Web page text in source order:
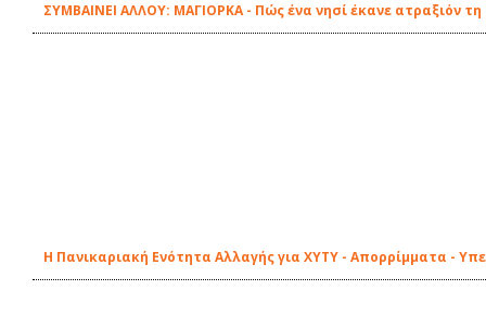
ΣΥΜΒΑΙΝΕΙ ΑΛΛΟΥ: ΜΑΓΙΟΡΚΑ - Πώς ένα νησί έκανε ατραξιόν
Η Πανικαριακή Ενότητα Αλλαγής για ΧΥΤΥ - Απορρίμματα -